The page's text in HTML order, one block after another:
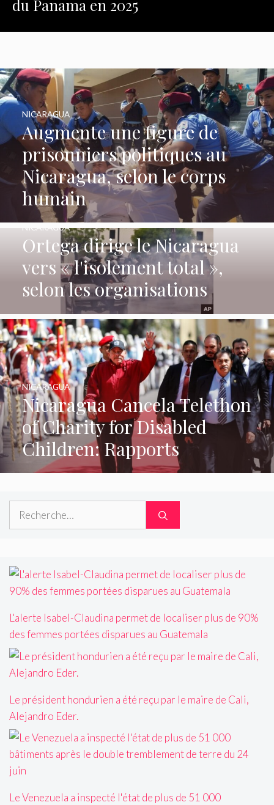
du Panama en 2025
Augmente une figure de
prisonniers politiques au
Nicaragua, selon le corps
humain
NICARAGUA
Ortega dirige le Nicaragua
vers « l'isolement total »,
selon les organisations
NICARAGUA
Nicaragua Cancela Telethon
of Charity for Disabled
Children: Rapports
NICARAGUA
Rechercher :
L'alerte Isabel-Claudina permet de localiser plus de 90%
des femmes portées disparues au Guatemala
Le président hondurien a été reçu par le maire de Cali,
Alejandro Eder.
Le Venezuela a inspecté l'état de plus de 51 000